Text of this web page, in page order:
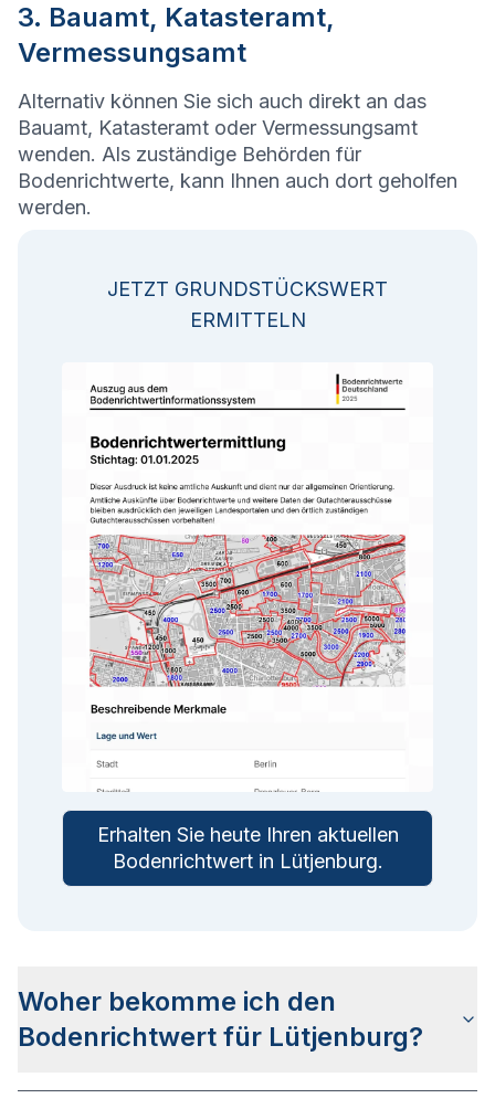
3. Bauamt, Katasteramt,
Vermessungsamt
Alternativ können Sie sich auch direkt an das
Bauamt, Katasteramt oder Vermessungsamt
wenden. Als zuständige Behörden für
Bodenrichtwerte, kann Ihnen auch dort geholfen
werden.
JETZT GRUNDSTÜCKSWERT
ERMITTELN
Erhalten Sie heute Ihren aktuellen
Bodenrichtwert in Lütjenburg.
Woher bekomme ich den
Bodenrichtwert für Lütjenburg?